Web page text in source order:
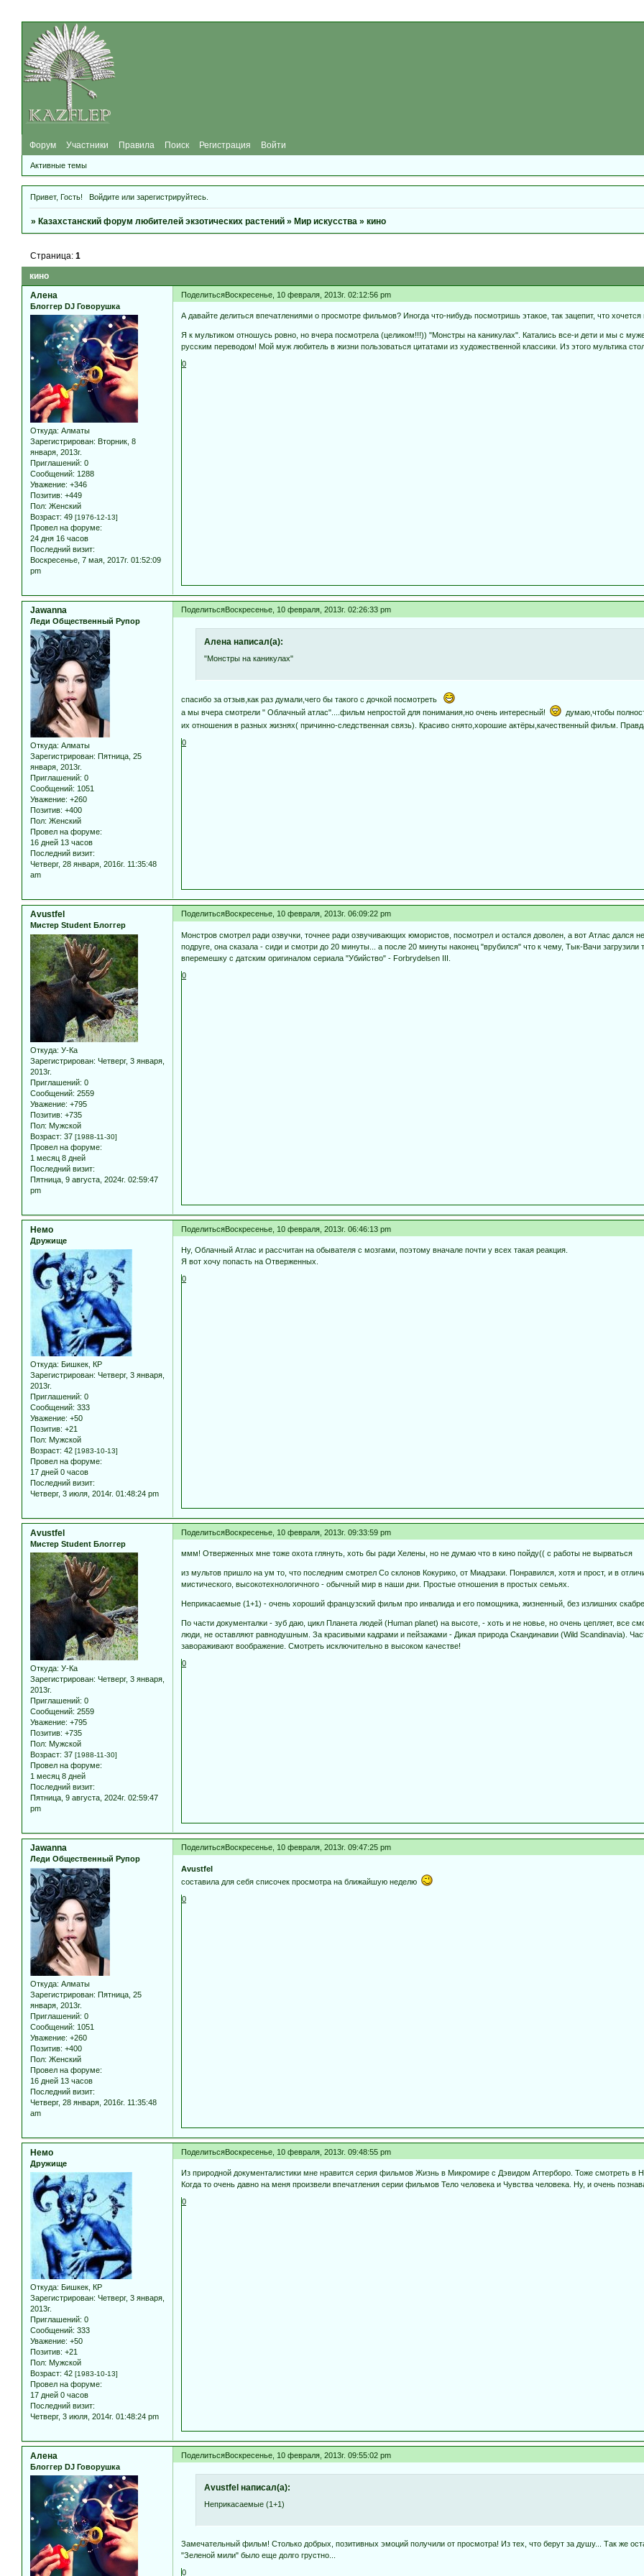
Форум Участники Правила Поиск Регистрация Войти
Активные темы
Привет, Гость! Войдитеили зарегистрируйтесь.
»Казахстанский форум любителей экзотических растений »Мир искусства »кино
кино
Страница:1
ПоделитьсяВоскресенье, 10 февраля, 2013г. 02:12:56 pm
Алена
Блоггер DJ Говорушка
Откуда: Алматы
Зарегистрирован: Вторник, 8
января, 2013г.
Приглашений: 0
Сообщений: 1288
Уважение: +346
Позитив: +449
Пол: Женский
Возраст: 49 [1976-12-13]
Провел на форуме:
24 дня 16 часов
Последний визит:
Воскресенье, 7 мая, 2017г. 01:52:09
pm
А давайте делиться впечатлениями о просмотре фильмов? Иногда что-нибудь посмотришь этакое, так зацепит, что
Я к мультиком отношусь ровно, но вчера посмотрела (целиком!!!)) "Монстры на каникулах". Катались все-и дети и мы с
русским переводом! Мой муж любитель в жизни пользоваться цитатами из художественной классики. Из этого мультика
0
ПоделитьсяВоскресенье, 10 февраля, 2013г. 02:26:33 pm
Jawanna
Леди Общественный Рупор
Откуда: Алматы
Зарегистрирован: Пятница, 25
января, 2013г.
Приглашений: 0
Сообщений: 1051
Уважение: +260
Позитив: +400
Пол: Женский
Провел на форуме:
16 дней 13 часов
Последний визит:
Четверг, 28 января, 2016г. 11:35:48
am
Алена написал(а):
"Монстры на каникулах"
спасибо за отзыв,как раз думали,чего бы такого с дочкой посмотреть
а мы вчера смотрели " Облачный атлас"....фильм непростой для понимания,но очень интересный!
думаю,чтобы
их отношения в разных жизнях( причинно-следственная связь). Красиво снято,хорошие актёры,качественный фильм.
0
ПоделитьсяВоскресенье, 10 февраля, 2013г. 06:09:22 pm
Avustfel
Мистер Student Блоггер
Откуда: У-Ка
Зарегистрирован: Четверг, 3 января,
2013г.
Приглашений: 0
Сообщений: 2559
Уважение: +795
Позитив: +735
Пол: Мужской
Возраст: 37 [1988-11-30]
Провел на форуме:
1 месяц 8 дней
Последний визит:
Пятница, 9 августа, 2024г. 02:59:47
pm
Монстров смотрел ради озвучки, точнее ради озвучивающих юмористов, посмотрел и остался доволен, а вот Атлас дался
подруге, она сказала - сиди и смотри до 20 минуты... а после 20 минуты наконец "врубился" что к чему, Тык-Вачи
вперемешку с датским оригиналом сериала "Убийство" - Forbrydelsen III.
0
ПоделитьсяВоскресенье, 10 февраля, 2013г. 06:46:13 pm
Немо
Дружище
Откуда: Бишкек, КР
Зарегистрирован: Четверг, 3 января,
2013г.
Приглашений: 0
Сообщений: 333
Уважение: +50
Позитив: +21
Пол: Мужской
Возраст: 42 [1983-10-13]
Провел на форуме:
17 дней 0 часов
Последний визит:
Четверг, 3 июля, 2014г. 01:48:24 pm
Ну, Облачный Атлас и рассчитан на обывателя с мозгами, поэтому вначале почти у всех такая реакция.
Я вот хочу попасть на Отверженных.
0
ПоделитьсяВоскресенье, 10 февраля, 2013г. 09:33:59 pm
Avustfel
Мистер Student Блоггер
Откуда: У-Ка
Зарегистрирован: Четверг, 3 января,
2013г.
Приглашений: 0
Сообщений: 2559
Уважение: +795
Позитив: +735
Пол: Мужской
Возраст: 37 [1988-11-30]
Провел на форуме:
1 месяц 8 дней
Последний визит:
Пятница, 9 августа, 2024г. 02:59:47
pm
ммм! Отверженных мне тоже охота глянуть, хоть бы ради Хелены, но не думаю что в кино пойду(( с работы не вырваться
из мультов пришло на ум то, что последним смотрел Со склонов Кокурико, от Миадзаки. Понравился, хотя и прост, и в
мистического, высокотехнологичного - обычный мир в наши дни. Простые отношения в простых семьях.
Неприкасаемые (1+1) - очень хороший французский фильм про инвалида и его помощника, жизненный, без излишних
По части документалки - зуб даю, цикл Планета людей (Human planet) на высоте, - хоть и не новье, но очень цепляет, все
люди, не оставляют равнодушным. За красивыми кадрами и пейзажами - Дикая природа Скандинавии (Wild Scandinavia).
завораживают воображение. Смотреть исключительно в высоком качестве!
0
ПоделитьсяВоскресенье, 10 февраля, 2013г. 09:47:25 pm
Jawanna
Леди Общественный Рупор
Откуда: Алматы
Зарегистрирован: Пятница, 25
января, 2013г.
Приглашений: 0
Сообщений: 1051
Уважение: +260
Позитив: +400
Пол: Женский
Провел на форуме:
16 дней 13 часов
Последний визит:
Четверг, 28 января, 2016г. 11:35:48
am
Avustfel
составила для себя списочек просмотра на ближайшую неделю
0
ПоделитьсяВоскресенье, 10 февраля, 2013г. 09:48:55 pm
Немо
Дружище
Откуда: Бишкек, КР
Зарегистрирован: Четверг, 3 января,
2013г.
Приглашений: 0
Сообщений: 333
Уважение: +50
Позитив: +21
Пол: Мужской
Возраст: 42 [1983-10-13]
Провел на форуме:
17 дней 0 часов
Последний визит:
Четверг, 3 июля, 2014г. 01:48:24 pm
Из природной документалистики мне нравится серия фильмов Жизнь в Микромире с Дэвидом Аттерборо. Тоже смотреть в
Когда то очень давно на меня произвели впечатления серии фильмов Тело человека и Чувства человека. Ну, и очень
0
ПоделитьсяВоскресенье, 10 февраля, 2013г. 09:55:02 pm
Алена
Блоггер DJ Говорушка
Avustfel написал(а):
Неприкасаемые (1+1)
Замечательный фильм! Столько добрых, позитивных эмоций получили от просмотра! Из тех, что берут за душу... Так же
"Зеленой мили" было еще долго грустно...
0